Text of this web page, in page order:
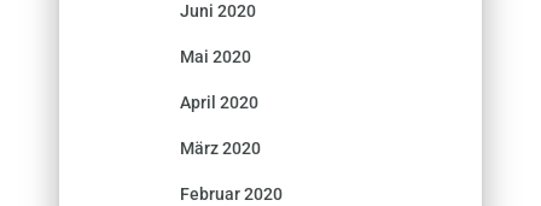
Juni 2020
Mai 2020
April 2020
März 2020
Februar 2020